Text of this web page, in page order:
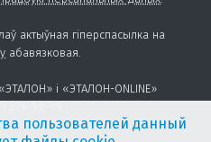
актыўная гіперспасылка на
абавязковая.
і «ЭТАЛОН-ONLINE»
пользователей данный